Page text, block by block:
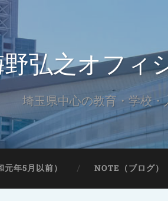
弘之オフィ
埼玉県中心の教育・学校・
元年5月以前） NOTE（ブログ）